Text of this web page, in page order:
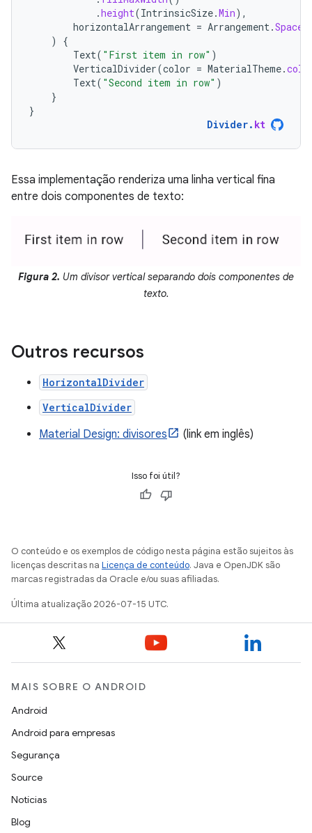
.height(IntrinsicSize.Min),
horizontalArrangement = Arrangement.
)
{
Text( "First item in row" )
VerticalDivider(color = MaterialTheme.
Text( "Second item in row" )
}
}
Divider. kt
Essa implementação renderiza uma linha vertical fina
entre dois componentes de texto:
Figura 2. Um divisor vertical separando dois componentes de
texto.
Outros recursos
HorizontalDivider
VerticalDivider
Material Design: divisores (link em inglês)
Isso foi útil?
O conteúdo e os exemplos de código nesta página estão sujeitos às
licenças descritas na Licença de conteúdo. Java e OpenJDK são
marcas registradas da Oracle e/ou suas afiliadas.
Última atualização 2026-07-15 UTC.
MAIS SOBRE O ANDROID
Android
Android para empresas
Segurança
Source
Notícias
Blog